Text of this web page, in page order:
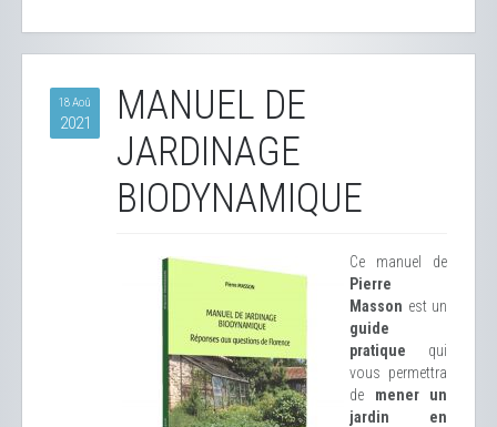
18 Aoû
2021
MANUEL DE
JARDINAGE
BIODYNAMIQUE
Ce manuel de
Pierre
Masson est un
guide
pratique qui
vous permettra
de mener un
jardin en